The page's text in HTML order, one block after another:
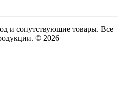
и сопутствующие товары. Все
© 2026